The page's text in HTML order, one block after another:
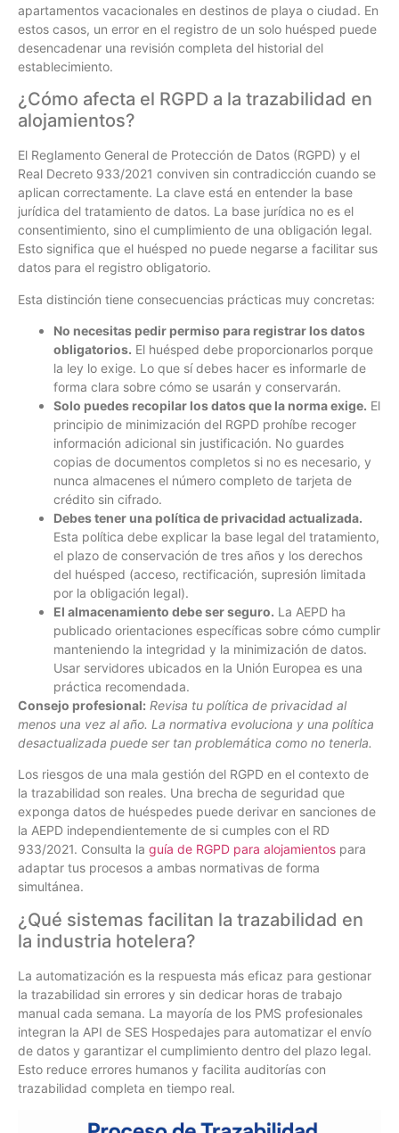
apartamentos vacacionales en destinos de playa o ciudad. En
estos casos, un error en el registro de un solo huésped puede
desencadenar una revisión completa del historial del
establecimiento.
¿Cómo afecta el RGPD a la trazabilidad en
alojamientos?
El Reglamento General de Protección de Datos (RGPD) y el
Real Decreto 933/2021 conviven sin contradicción cuando se
aplican correctamente. La clave está en entender la base
jurídica del tratamiento de datos. La base jurídica no es el
consentimiento, sino el cumplimiento de una obligación legal.
Esto significa que el huésped no puede negarse a facilitar sus
datos para el registro obligatorio.
Esta distinción tiene consecuencias prácticas muy concretas:
No necesitas pedir permiso para registrar los datos
obligatorios. El huésped debe proporcionarlos porque
la ley lo exige. Lo que sí debes hacer es informarle de
forma clara sobre cómo se usarán y conservarán.
Solo puedes recopilar los datos que la norma exige. El
principio de minimización del RGPD prohíbe recoger
información adicional sin justificación. No guardes
copias de documentos completos si no es necesario, y
nunca almacenes el número completo de tarjeta de
crédito sin cifrado.
Debes tener una política de privacidad actualizada.
Esta política debe explicar la base legal del tratamiento,
el plazo de conservación de tres años y los derechos
del huésped (acceso, rectificación, supresión limitada
por la obligación legal).
El almacenamiento debe ser seguro. La AEPD ha
publicado orientaciones específicas sobre cómo cumplir
manteniendo la integridad y la minimización de datos.
Usar servidores ubicados en la Unión Europea es una
práctica recomendada.
Consejo profesional: Revisa tu política de privacidad al
menos una vez al año. La normativa evoluciona y una política
desactualizada puede ser tan problemática como no tenerla.
Los riesgos de una mala gestión del RGPD en el contexto de
la trazabilidad son reales. Una brecha de seguridad que
exponga datos de huéspedes puede derivar en sanciones de
la AEPD independientemente de si cumples con el RD
933/2021. Consulta la guía de RGPD para alojamientos para
adaptar tus procesos a ambas normativas de forma
simultánea.
¿Qué sistemas facilitan la trazabilidad en
la industria hotelera?
La automatización es la respuesta más eficaz para gestionar
la trazabilidad sin errores y sin dedicar horas de trabajo
manual cada semana. La mayoría de los PMS profesionales
integran la API de SES Hospedajes para automatizar el envío
de datos y garantizar el cumplimiento dentro del plazo legal.
Esto reduce errores humanos y facilita auditorías con
trazabilidad completa en tiempo real.